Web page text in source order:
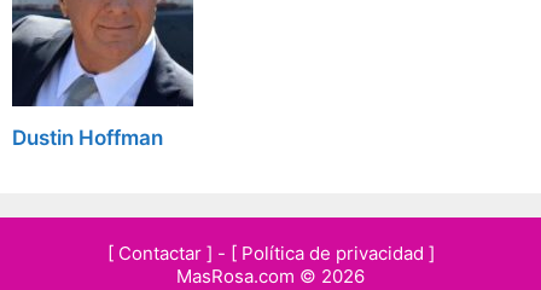
Dustin Hoffman
[ Contactar ] - [ Política de privacidad ]
MasRosa.com © 2026